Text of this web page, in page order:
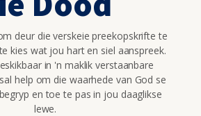
deur die verskeie preekopskrifte te
kies wat jou hart en siel aanspreek.
in 'n maklik verstaanbare
help om die waarhede van God se
en toe te pas in jou daaglikse
lewe.